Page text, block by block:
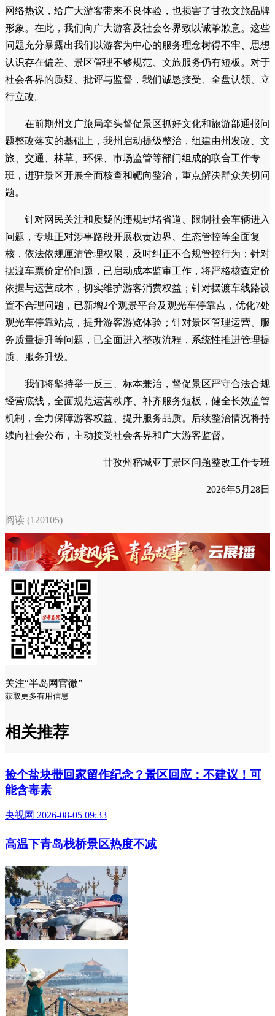
网络热议，给广大游客带来不良体验，也损害了甘孜文旅品牌
形象。在此，我们向广大游客及社会各界致以诚挚歉意。这些
问题充分暴露出我们以游客为中心的服务理念树得不牢、思想
认识存在偏差、景区管理不够规范、文旅服务仍有短板。对于
社会各界的质疑、批评与监督，我们诚恳接受、全盘认领、立
行立改。
在前期州文广旅局牵头督促景区抓好文化和旅游部通报问
题整改落实的基础上，我州启动提级整治，组建由州发改、文
旅、交通、林草、环保、市场监管等部门组成的联合工作专
班，进驻景区开展全面核查和靶向整治，重点解决群众关切问
题。
针对网民关注和质疑的违规封堵省道、限制社会车辆进入
问题，专班正对涉事路段开展权责边界、生态管控等全面复
核，依法依规厘清管理权限，及时纠正不合规管控行为；针对
摆渡车票价定价问题，已启动成本监审工作，将严格核查定价
依据与运营成本，切实维护游客消费权益；针对摆渡车线路设
置不合理问题，已新增2个观景平台及观光车停靠点，优化7处
观光车停靠站点，提升游客游览体验；针对景区管理运营、服
务质量提升等问题，已全面进入整改流程，系统性推进管理提
质、服务升级。
我们将坚持举一反三、标本兼治，督促景区严守合法合规
经营底线，全面规范运营秩序、补齐服务短板，健全长效监管
机制，全力保障游客权益、提升服务品质。后续整治情况将持
续向社会公布，主动接受社会各界和广大游客监督。
甘孜州稻城亚丁景区问题整改工作专班
2026年5月28日
阅读 (120105)
关注“半岛网官微”
获取更多有用信息
相关推荐
捡个盐块带回家留作纪念？景区回应：不建议！可
能含毒素
央视网 2026-08-05 09:33
高温下青岛栈桥景区热度不减